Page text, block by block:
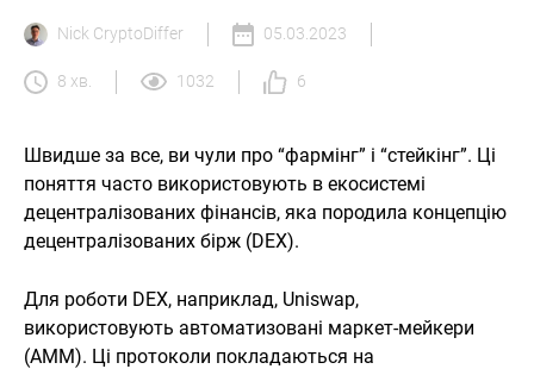
Nick CryptoDiffer 05.03.2023
8 хв. 1032 6
Швидше за все, ви чули про “фармінг” і “стейкінг”. Ці
поняття часто використовують в екосистемі
децентралізованих фінансів, яка породила концепцію
децентралізованих бірж (DEX).
Для роботи DEX, наприклад, Uniswap,
використовують автоматизовані маркет-мейкери
(AMM). Ці протоколи покладаються на